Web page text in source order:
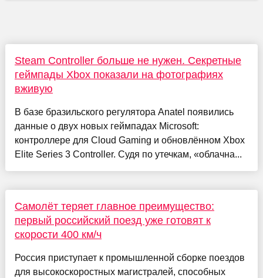
Steam Controller больше не нужен. Секретные
геймпады Xbox показали на фотографиях
вживую
В базе бразильского регулятора Anatel появились
данные о двух новых геймпадах Microsoft:
контроллере для Cloud Gaming и обновлённом Xbox
Elite Series 3 Controller. Судя по утечкам, «облачна...
Самолёт теряет главное преимущество:
первый российский поезд уже готовят к
скорости 400 км/ч
Россия приступает к промышленной сборке поездов
для высокоскоростных магистралей, способных